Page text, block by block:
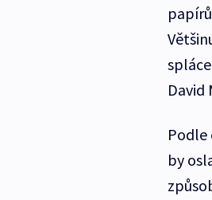
David
Podle
by